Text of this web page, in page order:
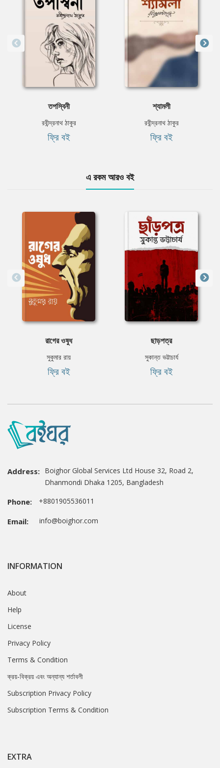
তপস্বিনী
রবীন্দ্রনাথ ঠাকুর
ফ্রি বই
শ্যামলী
রবীন্দ্রনাথ ঠাকুর
ফ্রি বই
এ রকম আরও বই
রাগের ওষুধ
সুকুমার রায়
ফ্রি বই
ছাড়পত্র
সুকান্ত ভট্টাচার্য
ফ্রি বই
Address: Boighor Global Services Ltd House 32, Road 2,
Dhanmondi Dhaka 1205, Bangladesh
Phone: +8801905536011
Email: info@boighor.com
INFORMATION
About
Help
License
Privacy Policy
Terms & Condition
ক্রয়-বিক্রয় এবং অন্যান্য শর্তাবলী
Subscription Privacy Policy
Subscription Terms & Condition
EXTRA